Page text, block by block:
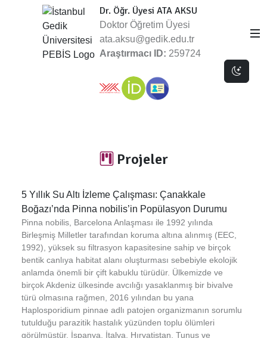
Dark
Dr. Öğr. Üyesi ATA AKSU
Doktor Öğretim Üyesi
ata.aksu@gedik.edu.tr
Araştırmacı ID: 259724
Projeler
5 Yıllık Su Altı İzleme Çalışması: Çanakkale
Boğazı’nda Pinna nobilis’in Popülasyon Durumu
Pinna nobilis, Barcelona Anlaşması ile 1992 yılında
Birleşmiş Milletler tarafından koruma altına alınmış (EEC,
1992), yüksek su filtrasyon kapasitesine sahip ve birçok
bentik canlıya habitat alanı oluşturması sebebiyle ekolojik
anlamda önemli bir çift kabuklu türüdür. Ülkemizde ve
birçok Akdeniz ülkesinde avcılığı yasaklanmış bir bivalve
türü olmasına rağmen, 2016 yılından bu yana
Haplosporidium pinnae adlı patojen organizmanın sorumlu
tutulduğu parazitik hastalık yüzünden toplu ölümleri
görülmüştür. İspanya, İtalya, Hırvatistan, Tunus ve